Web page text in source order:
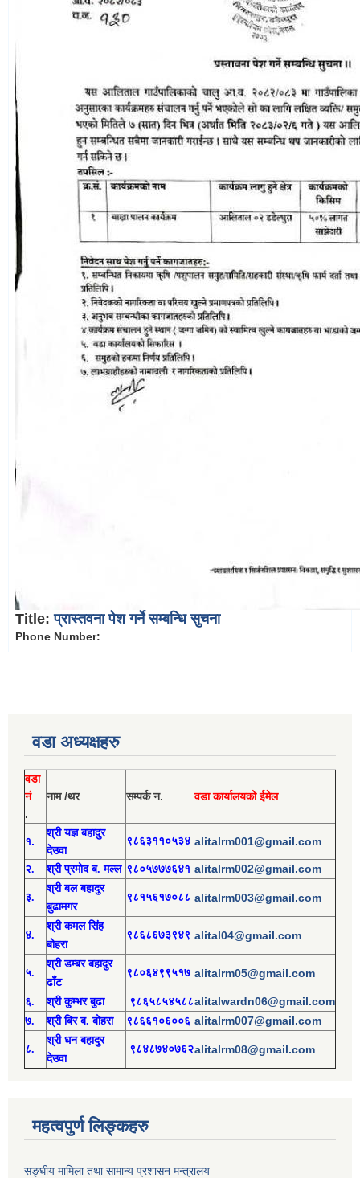
Title:प्रास्तवना पेश गर्ने सम्बन्धि सुचना
Phone Number:
वडा अध्यक्षहरु
वडा
नं
.
नाम /थर सम्पर्क न. वडा कार्यालयको ईमेल
१.
श्री यज्ञ बहादुर
देउवा
९८६३११०५३४ alitalrm001@gmail.com
२. श्रीप्रमोदब. मल्ल ९८०५७७७६४१ alitalrm002@gmail.com
३.
श्रीबल बहादुर
बुढामगर
९८१५६१७०८८ alitalrm003@gmail.com
४.
श्री कमल सिंह
बोहरा
९८६८६७३९४९ alital04@gmail.com
५.
श्री डम्बर बहादुर
ढाँट
९८०६४९९५१७ alitalrm05@gmail.com
६. श्री कुम्भर बुढा ९८६५८५४५८८alitalwardn06@gmail.com
७. श्री बिर ब. बोहरा ९८६६१०६००६ alitalrm007@gmail.com
८.
श्री धन बहादुर
देउवा
९८४८७४०७६२alitalrm08@gmail.com
महत्वपुर्ण लिङ्कहरु
सङ्घीय मामिला तथा सामान्य प्रशासन मन्त्रालय